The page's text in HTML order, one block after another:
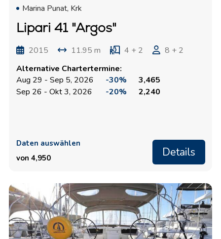
Marina Punat, Krk
Lipari 41 "Argos"
2015 11.95 m 4 + 2
8 + 2
Alternative Chartertermine:
Aug 29 - Sep 5, 2026
-30%
3,465
Sep 26 - Okt 3, 2026
-20% 2,240
Daten auswählen
von 4,950
Details